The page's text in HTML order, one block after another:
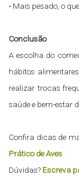
• Mais pesado, o
Conclusão
A escolha do
hábitos
realizar trocas
saúde e bem-estar
Confira dicas de
Prático de Aves
Dúvidas? Escreva